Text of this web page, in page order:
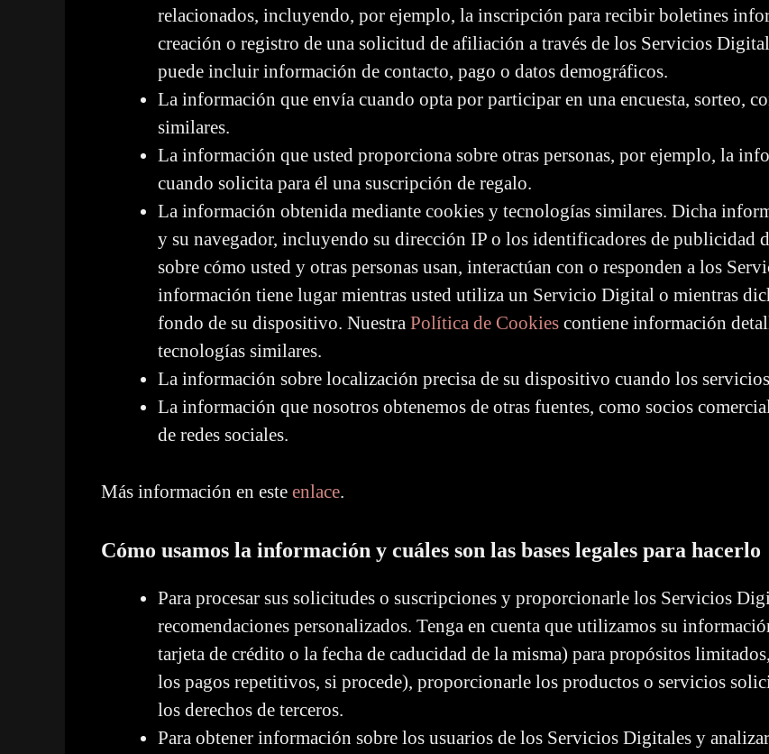
relacionados, incluyendo, por ejemplo, la inscripción para recibir boletines
creación o registro de una solicitud de afiliación a través de los Servicios
puede incluir información de contacto, pago o datos demográficos.
La información que envía cuando opta por participar en una encuesta, sorteo,
similares.
La información que usted proporciona sobre otras personas, por ejemplo, la
cuando solicita para él una suscripción de regalo.
La información obtenida mediante cookies y tecnologías similares. Dicha
y su navegador, incluyendo su dirección IP o los identificadores de publicidad
sobre cómo usted y otras personas usan, interactúan con o responden a los
información tiene lugar mientras usted utiliza un Servicio Digital o mientras
fondo de su dispositivo. Nuestra Política de Cookies contiene información
tecnologías similares.
La información sobre localización precisa de su dispositivo cuando los
La información que nosotros obtenemos de otras fuentes, como socios
de redes sociales.
Más información en este enlace.
Cómo usamos la información y cuáles son las bases legales para hacerlo
Para procesar sus solicitudes o suscripciones y proporcionarle los Servicios
recomendaciones personalizados. Tenga en cuenta que utilizamos su
tarjeta de crédito o la fecha de caducidad de la misma) para propósitos
los pagos repetitivos, si procede), proporcionarle los productos o servicios
los derechos de terceros.
Para obtener información sobre los usuarios de los Servicios Digitales y